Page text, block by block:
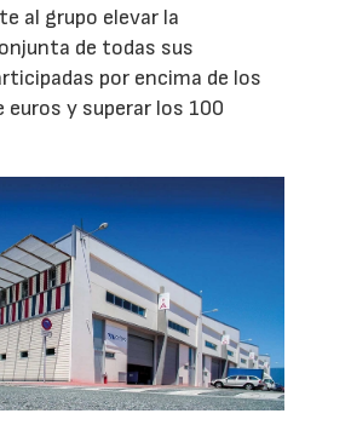
al grupo elevar la
de todas sus
por encima de los
euros y superar los 100